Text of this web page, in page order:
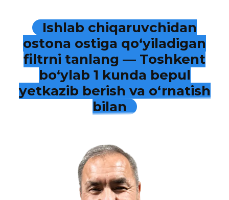
Ishlab chiqaruvchidan
ostona ostiga qo‘yiladigan
filtrni tanlang — Toshkent
bo‘ylab 1 kunda bepul
yetkazib berish va o‘rnatish
bilan